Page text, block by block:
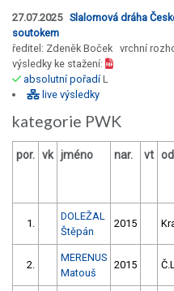
27.07.2025 Slalomová dráha
soutokem
ředitel: Zdeněk Boček vrchní
výsledky ke stažení:
absolutní pořadíL
live výsledky
kategorie PWK
por. vk jméno nar. vt
1.
DOLEŽAL
Štěpán
2015
2.
MERENUS
Matouš
2015